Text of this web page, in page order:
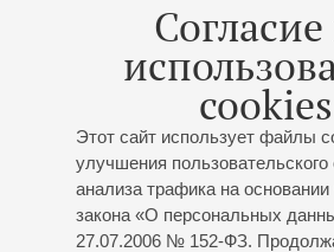
cookies
Этот сайт использует файлы
улучшения
анализа трафика на
закона «О персональных
27.07.2006 № 152-ФЗ.
2027
Большой зал
Моцарт. Концерт для
оркестром
Дворжак. Концерт
виолончели с
Концерт 6-го абонемента «